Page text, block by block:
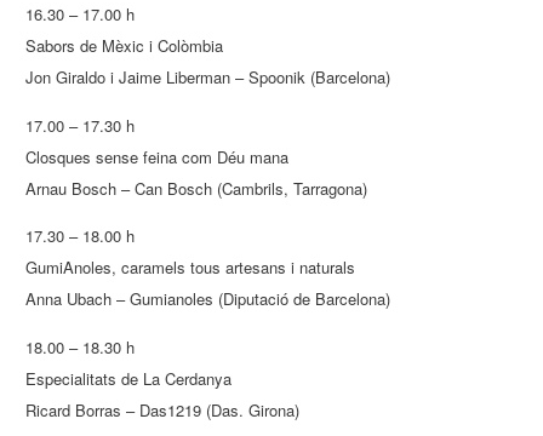
16.30 – 17.00 h
Sabors de Mèxic i Colòmbia
Jon Giraldo i Jaime Liberman – Spoonik (Barcelona)
17.00 – 17.30 h
Closques sense feina com Déu mana
Arnau Bosch – Can Bosch (Cambrils, Tarragona)
17.30 – 18.00 h
GumiAnoles, caramels tous artesans i naturals
Anna Ubach – Gumianoles (Diputació de Barcelona)
18.00 – 18.30 h
Especialitats de La Cerdanya
Ricard Borras – Das1219 (Das. Girona)